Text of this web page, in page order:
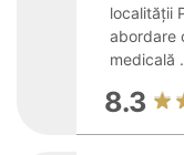
localității
abordare
medicală
8.3